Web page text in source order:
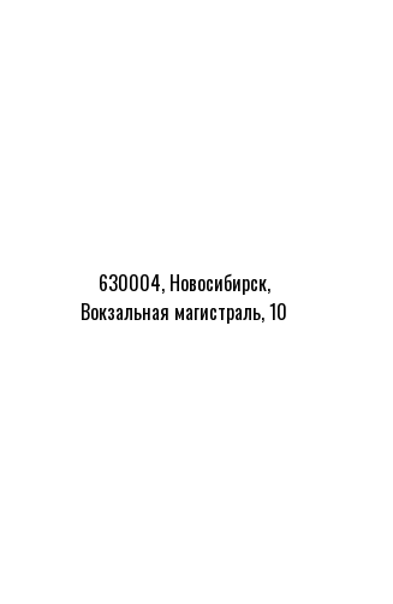
630004, Новосибирск,
Вокзальная магистраль, 10